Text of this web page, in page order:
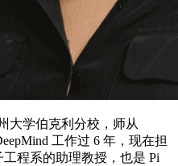
学伯克利分校，师从
工作过 6 年，现在担
程系的助理教授，也是 Pi